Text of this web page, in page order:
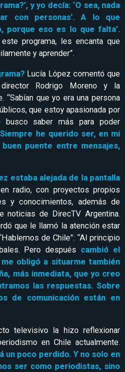
y yo decía: ‘O sea, nada
con personas’. A lo que
porque eso es lo que falta’.
programa, les encanta que
y aprender”.
Lucía López comentó que
Rodrigo Moreno y la
“Sabían que yo era una persona
que estoy apasionada por
busco saber más para poder
he querido ser, en mi
puente entre mensajes,
estaba alejada de la pantalla
radio, con proyectos propios
y conocimientos, además de
noticias de DirecTV Argentina.
que le llamó la atención estar
de Chile”: “Al principio
Pero después cambió el
obligó a situarme también
más inmediata, que yo creo
las respuestas. Sobre
de comunicación están en
televisivo la hizo reflexionar
en Chile actualmente.
un poco perdido. Y no solo en
ser como periodistas, sino